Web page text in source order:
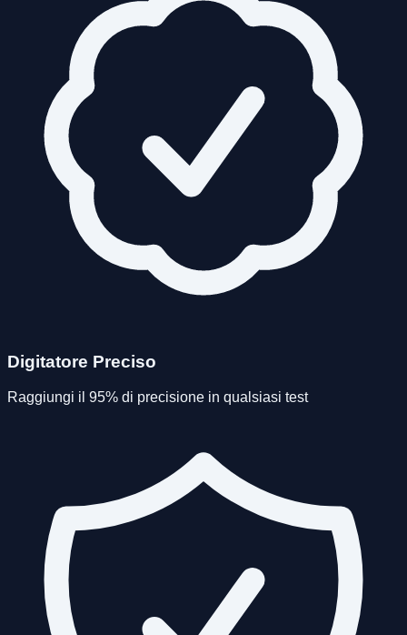
Digitatore Preciso
Raggiungi il 95% di precisione in qualsiasi test